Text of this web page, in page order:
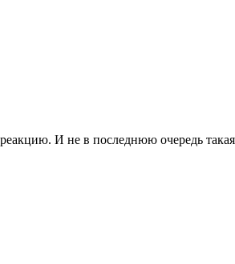
И не в последнюю очередь